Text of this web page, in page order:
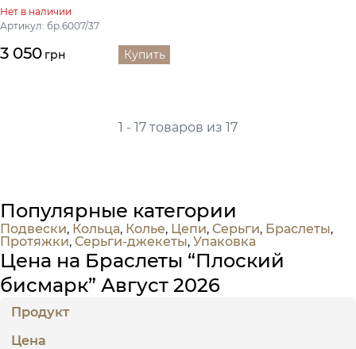
Нет в наличии
Артикул: бр.6007/37
3 050 грн Купить
1 - 17 товаров из 17
Популярные категории
Подвески, Кольца, Колье, Цепи, Серьги, Браслеты,
Протяжки, Серьги-джекеты, Упаковка
Цена на Браслеты “Плоский
бисмарк” Август 2026
Продукт
Цена